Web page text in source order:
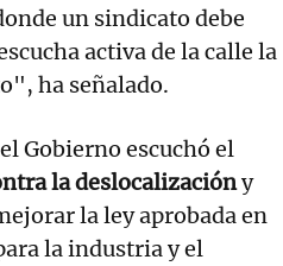
un sindicato debe
activa de la calle la
ha señalado.
Gobierno escuchó el
la deslocalizacióny
la ley aprobada en
la industria y el